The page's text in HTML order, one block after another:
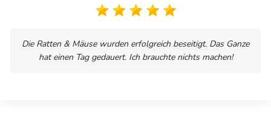
Die Ratten & Mäuse wurden erfolgreich beseitigt. Das Ganze
hat einen Tag gedauert. Ich brauchte nichts machen!